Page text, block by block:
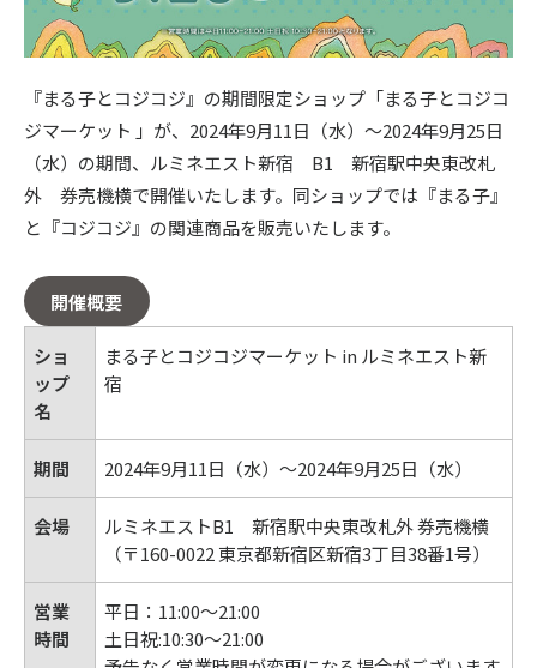
『まる子とコジコジ』の期間限定ショップ「まる子とコジコ
ジマーケット 」が、2024年9月11日（水）～2024年9月25日
（水）の期間、ルミネエスト新宿 B1 新宿駅中央東改札
外 券売機横で開催いたします。同ショップでは『まる子』
と『コジコジ』の関連商品を販売いたします。
開催概要
ショ
ップ
名
まる子とコジコジマーケット in ルミネエスト新
宿
期間 2024年9月11日（水）～2024年9月25日（水）
会場
ルミネエストB1 新宿駅中央東改札外 券売機横
（〒160-0022 東京都新宿区新宿3丁目38番1号）
営業
時間
平日：11:00〜21:00
土日祝:10:30〜21:00